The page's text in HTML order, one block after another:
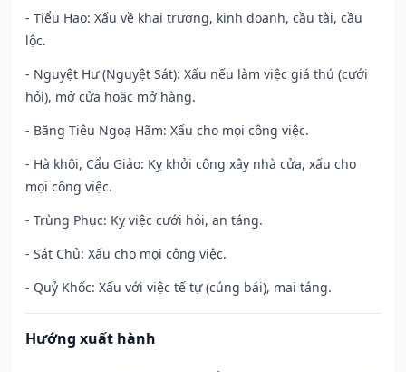
- Tiểu Hao: Xấu về khai trương, kinh doanh, cầu tài, cầu
lộc.
- Nguyệt Hư (Nguyệt Sát): Xấu nếu làm việc giá thú (cưới
hỏi), mở cửa hoặc mở hàng.
- Băng Tiêu Ngoạ Hãm: Xấu cho mọi công việc.
- Hà khôi, Cẩu Giảo: Kỵ khởi công xây nhà cửa, xấu cho
mọi công việc.
- Trùng Phục: Kỵ việc cưới hỏi, an táng.
- Sát Chủ: Xấu cho mọi công việc.
- Quỷ Khốc: Xấu với việc tế tự (cúng bái), mai táng.
Hướng xuất hành